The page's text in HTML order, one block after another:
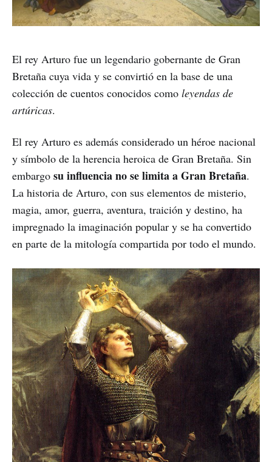
El rey Arturo fue un legendario gobernante de Gran
Bretaña cuya vida y se convirtió en la base de una
colección de cuentos conocidos como leyendas de
artúricas.
El rey Arturo es además considerado un héroe nacional
y símbolo de la herencia heroica de Gran Bretaña. Sin
embargo su influencia no se limita a Gran Bretaña.
La historia de Arturo, con sus elementos de misterio,
magia, amor, guerra, aventura, traición y destino, ha
impregnado la imaginación popular y se ha convertido
en parte de la mitología compartida por todo el mundo.